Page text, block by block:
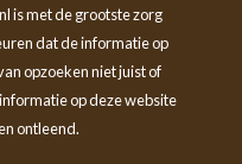
is met de grootste zorg
dat de informatie op
opzoeken niet juist of
op deze website
ontleend.